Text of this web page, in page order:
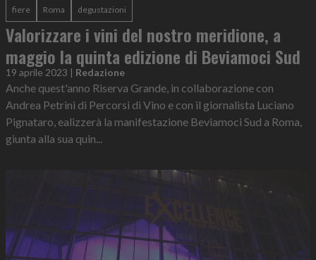
fiere Roma degustazioni
Valorizzare i vini del nostro meridione, a
maggio la quinta edizione di Beviamoci Sud
19 aprile 2023 | Redazione
Anche quest'anno Riserva Grande, in collaborazione con
Andrea Petrini di Percorsi di Vino e con il giornalista Luciano
Pignataro, ealizzerà la manifestazione Beviamoci Sud a Roma,
giunta alla sua quin...